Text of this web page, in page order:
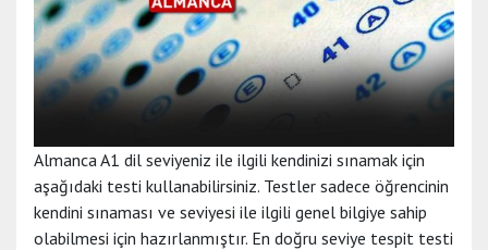
Almanca A1 dil seviyeniz ile ilgili kendinizi sınamak için
aşağıdaki testi kullanabilirsiniz. Testler sadece öğrencinin
kendini sınaması ve seviyesi ile ilgili genel bilgiye sahip
olabilmesi için hazırlanmıştır. En doğru seviye tespit testi